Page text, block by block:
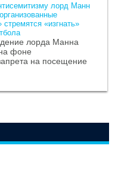
лорд Манн
стремятся «изгнать»
лорда Манна
фоне
на посещение